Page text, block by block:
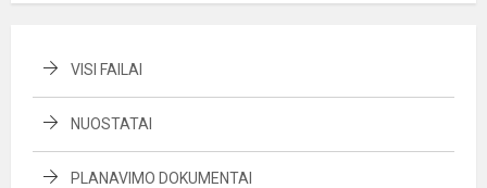
VISI FAILAI
NUOSTATAI
PLANAVIMO DOKUMENTAI